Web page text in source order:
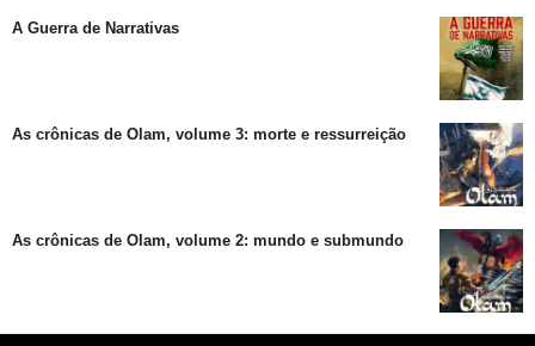
A Guerra de Narrativas
As crônicas de Olam, volume 3: morte e ressurreição
As crônicas de Olam, volume 2: mundo e submundo